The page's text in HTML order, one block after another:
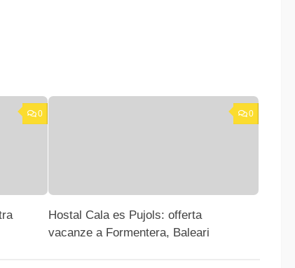
0 0
Hostal Cala es Pujols: offerta
vacanze a Formentera, Baleari